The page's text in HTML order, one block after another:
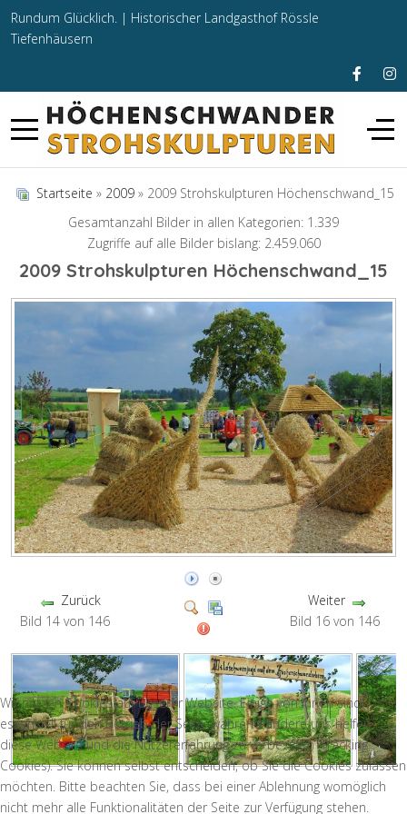
Rundum Glücklich. | Historischer Landgasthof Rössle
Tiefenhäusern
Startseite » 2009 » 2009 Strohskulpturen Höchenschwand_15
Gesamtanzahl Bilder in allen Kategorien: 1.339
Zugriffe auf alle Bilder bislang: 2.459.060
2009 Strohskulpturen Höchenschwand_15
Zurück
Bild 14 von 146
Weiter
Bild 16 von 146
Wir nutzen Cookies auf unserer Website. Einige von ihnen sind
essenziell für den Betrieb der Seite, während andere uns helfen,
diese Website und die Nutzererfahrung zu verbessern (Tracking
Cookies). Sie können selbst entscheiden, ob Sie die Cookies zulassen
möchten. Bitte beachten Sie, dass bei einer Ablehnung womöglich
nicht mehr alle Funktionalitäten der Seite zur Verfügung stehen.